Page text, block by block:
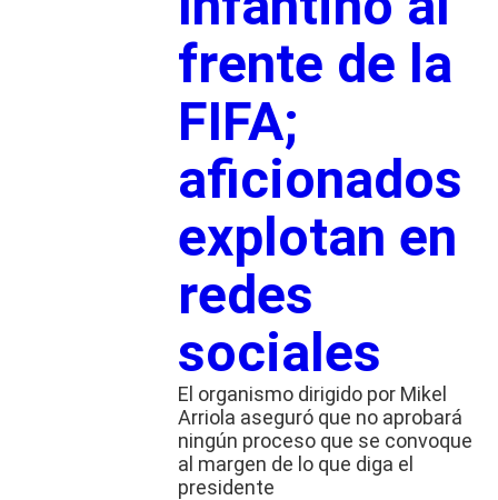
frente de la
FIFA;
aficionados
explotan en
redes
sociales
El organismo dirigido por Mikel
Arriola aseguró que no aprobará
ningún proceso que se convoque
al margen de lo que diga el
presidente